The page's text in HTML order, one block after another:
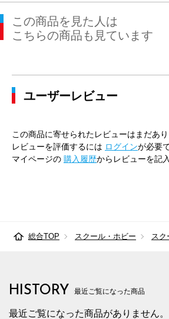
この商品を見た人は
こちらの商品も見ています
ユーザーレビュー
この商品に寄せられたレビューはまだあり
レビューを評価するには ログインが必要
マイページの 購入履歴からレビューを記
総合TOP スクール・ホビー スク
HISTORY 最近ご覧になった商品
最近ご覧になった商品がありません。